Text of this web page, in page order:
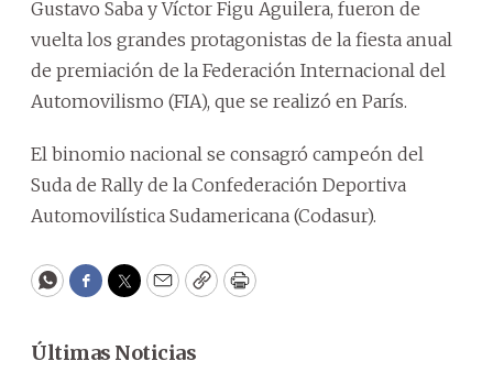
Gustavo Saba y Víctor Figu Aguilera, fueron de
vuelta los grandes protagonistas de la fiesta anual
de premiación de la Federación Internacional del
Automovilismo (FIA), que se realizó en París.
El binomio nacional se consagró campeón del
Suda de Rally de la Confederación Deportiva
Automovilística Sudamericana (Codasur).
WhatsApp
Facebook
Twitter
EmailCopyPrint
Últimas Noticias